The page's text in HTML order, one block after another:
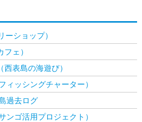
ーショップ）
ェ）
西表島の海遊び）
ッシングチャーター）
過去ログ
ンゴ活用プロジェクト）